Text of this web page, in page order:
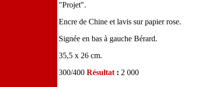
"Projet".
Encre de Chine et lavis sur papier rose.
Signée en bas à gauche Bérard.
35,5 x 26 cm.
300/400 Résultat : 2 000